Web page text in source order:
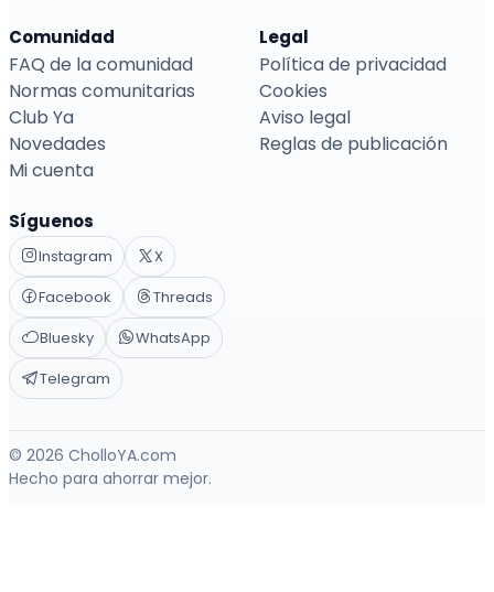
Comunidad
FAQ de la comunidad
Normas comunitarias
Club Ya
Novedades
Mi cuenta
Legal
Política de privacidad
Cookies
Aviso legal
Reglas de publicación
Síguenos
Instagram
X
Facebook
Threads
Bluesky
WhatsApp
Telegram
© 2026 CholloYA.com
Hecho para ahorrar mejor.